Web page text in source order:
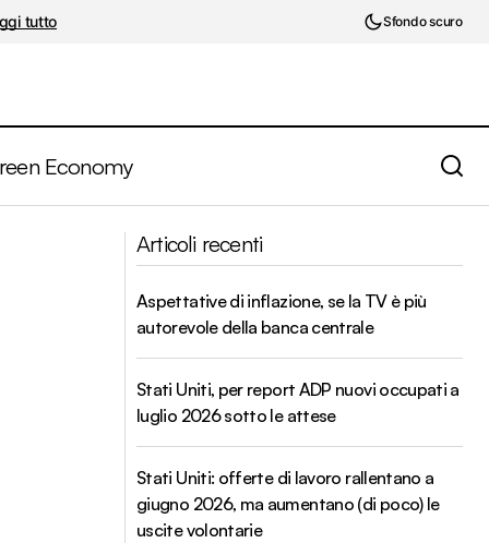
tutto Sfondo scuro
Economy
italiano? Avverso alla perdita e con poche
conoscenze
Articoli recenti
Aspettative di inflazione, se la TV è più
autorevole della banca centrale
Stati Uniti, per report ADP nuovi occupati a
luglio 2026 sotto le attese
Stati Uniti: offerte di lavoro rallentano a
giugno 2026, ma aumentano (di poco) le
uscite volontarie